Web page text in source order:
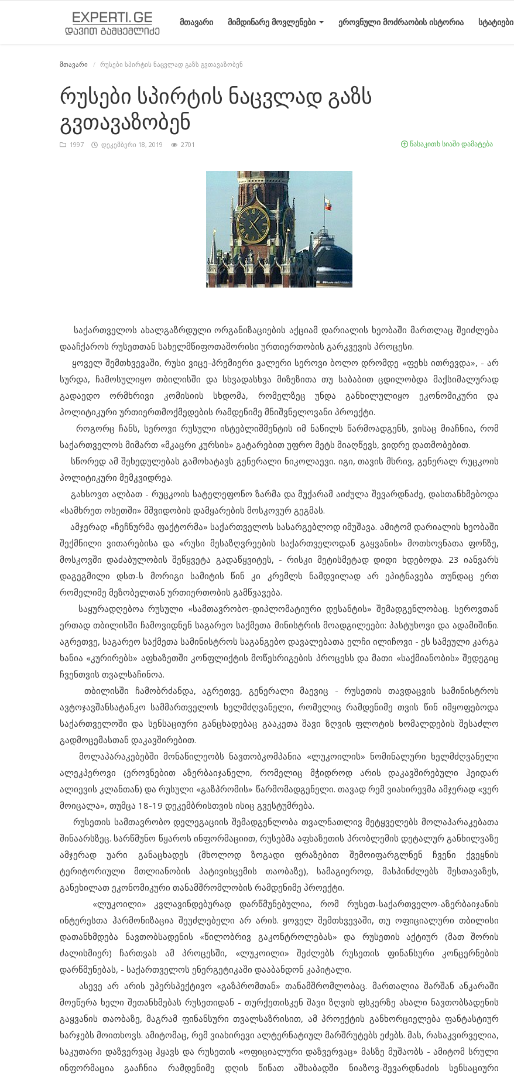
ᲛᲗᲐᲕᲐᲠᲘ ᲛᲘᲛᲓᲘᲜᲐᲠᲔ ᲛᲝᲕᲚᲔᲜᲔᲑᲘ ᲔᲠᲝᲕᲜᲣᲚᲘ ᲛᲝᲫᲠᲐᲝᲑᲘᲡ ᲘᲡᲢᲝᲠᲘᲐ ᲡᲢᲐᲢᲘᲔᲑᲘ
მოვლენები
მოძრაობის
მთავარი რუსები სპირტის ნაცვლად გაზს გვთავაზობენ
რუსები სპირტის ნაცვლად გაზს
გვთავაზობენ
1997 დეკემბერი 18, 2019 2701 წასაკითხ სიაში დამატება
საქართველოს ახალგაზრდული ორგანიზაციების აქციამ დარიალის ხეობაში მართლაც შეიძლება
დააჩქაროს რუსეთთან სახელმწიფოთაშორისი ურთიერთობის გარკვევის პროცესი.
ყოველ შემთხვევაში, რუსი ვიცე-პრემიერი ვალერი სეროვი ბოლო დრომდე «ფეხს ითრევდა», - არ
სურდა, ჩამოსულიყო თბილისში და სხვადასხვა მიზეზითა თუ საბაბით ცდილობდა მაქსიმალურად
გადაედო ორმხრივი კომისიის სხდომა, რომელზეც უნდა განხილულიყო ეკონომიკური და
პოლიტიკური ურთიერთმოქმედების რამდენიმე მნიშვნელოვანი პროექტი.
როგორც ჩანს, სეროვი რუსული ისტებლიშმენტის იმ ნაწილს წარმოადგენს, ვისაც მიაჩნია, რომ
საქართველოს მიმართ «მკაცრი კურსის» გატარებით უფრო მეტს მიაღწევს, ვიდრე დათმობებით.
სწორედ ამ შეხედულებას გამოხატავს გენერალი ნიკოლაევი. იგი, თავის მხრივ, გენერალ რუცკოის
პოლიტიკური მემკვიდრეა.
გახსოვთ ალბათ - რუცკოის სატელეფონო ზარმა და მუქარამ აიძულა შევარდნაძე, დასთანხმებოდა
«სამხრეთ ოსეთში» მშვიდობის დამყარების მოსკოვურ გეგმას.
ამჯერად «ჩეჩნურმა ფაქტორმა» საქართველოს სასარგებლოდ იმუშავა. ამიტომ დარიალის ხეობაში
შექმნილი ვითარებისა და «რუსი მესაზღვრეების საქართველოდან გაყვანის» მოთხოვნათა ფონზე,
მოსკოვში დაძაბულობის შეწყვეტა გადაწყვიტეს, - რისკი მეტისმეტად დიდი ხდებოდა. 23 იანვარს
დაგეგმილი დსთ-ს მორიგი სამიტის წინ კი კრემლს ნამდვილად არ ეპიტნავება თუნდაც ერთ
რომელიმე მეზობელთან ურთიერთობის გამწვავება.
საყურადღებოა რუსული «სამთავრობო-დიპლომატიური დესანტის» შემადგენლობაც. სეროვთან
ერთად თბილისში ჩამოვიდნენ საგარეო საქმეთა მინისტრის მოადგილეები: პასტუხოვი და ადამიშინი.
აგრეთვე, საგარეო საქმეთა სამინისტროს საგანგებო დავალებათა ელჩი ილიჩოვი - ეს სამეული კარგა
ხანია «კურირებს» აფხაზეთში კონფლიქტის მოწესრიგების პროცესს და მათი «საქმიანობის» შედეგიც
ჩვენთვის თვალსაჩინოა.
თბილისში ჩამობრძანდა, აგრეთვე, გენერალი მაევიც - რუსეთის თავდაცვის სამინისტროს
ავტოჯავშანსატანკო სამმართველოს ხელმძღვანელი, რომელიც რამდენიმე თვის წინ იმყოფებოდა
საქართველოში და სენსაციური განცხადებაც გააკეთა შავი ზღვის ფლოტის ხომალდების შესაძლო
გადმოცემასთან დაკავშირებით.
მოლაპარაკებებში მონაწილეობს ნავთობკომპანია «ლუკოილის» ნომინალური ხელმძღვანელი
ალეკპეროვი (ეროვნებით აზერბაიჯანელი, რომელიც მჭიდროდ არის დაკავშირებული ჰეიდარ
ალიევის კლანთან) და რუსული «გაზპრომის» წარმომადგენელი. თავად რემ ვიახირევმა ამჯერად «ვერ
მოიცალა», თუმცა 18-19 დეკემბრისთვის ისიც გვესტუმრება.
რუსეთის სამთავრობო დელეგაციის შემადგენლობა თვალნათლივ მეტყველებს მოლაპარაკებათა
შინაარსზეც. სარწმუნო წყაროს ინფორმაციით, რუსებმა აფხაზეთის პრობლემის დეტალურ განხილვაზე
ამჯერად უარი განაცხადეს (მხოლოდ ზოგადი ფრაზებით შემოიფარგლნენ ჩვენი ქვეყნის
ტერიტორიული მთლიანობის პატივისცემის თაობაზე), სამაგიეროდ, მასპინძლებს შესთავაზეს,
განეხილათ ეკონომიკური თანამშრომლობის რამდენიმე პროექტი.
«ლუკოილი» კვლავინდებურად დარწმუნებულია, რომ რუსეთ-საქართველო-აზერბაიჯანის
ინტერესთა ჰარმონიზაცია შეუძლებელი არ არის. ყოველ შემთხვევაში, თუ ოფიციალური თბილისი
დათანხმდება ნავთობსადენის «წილობრივ გაკონტროლებას» და რუსეთის აქტიურ (მათ შორის
ძალისმიერ) ჩართვას ამ პროცესში, «ლუკოილი» შეძლებს რუსეთის ფინანსური კონცერნების
დარწმუნებას, - საქართველოს ენერგეტიკაში დააბანდონ კაპიტალი.
ასევე არ არის უპერსპექტივო «გაზპრომთან» თანამშრომლობაც. მართალია შარშან ანკარაში
მოეწერა ხელი შეთანხმებას რუსეთიდან - თურქეთისკენ შავი ზღვის ფსკერზე ახალი ნავთობსადენის
გაყვანის თაობაზე, მაგრამ ფინანსური თვალსაზრისით, ამ პროექტის განხორციელება ფანტასტიურ
ხარჯებს მოითხოვს. ამიტომაც, რემ ვიახირევი ალტერნატიულ მარშრუტებს ეძებს. მას, რასაკვირველია,
საკუთარი დაზვერვაც ჰყავს და რუსეთის «ოფიციალური დაზვერვაც» მასზე მუშაობს - ამიტომ სრული
ინფორმაცია გააჩნია რამდენიმე დღის წინათ აშხაბადში ნიაზოვ-შევარდნაძის სენსაციური